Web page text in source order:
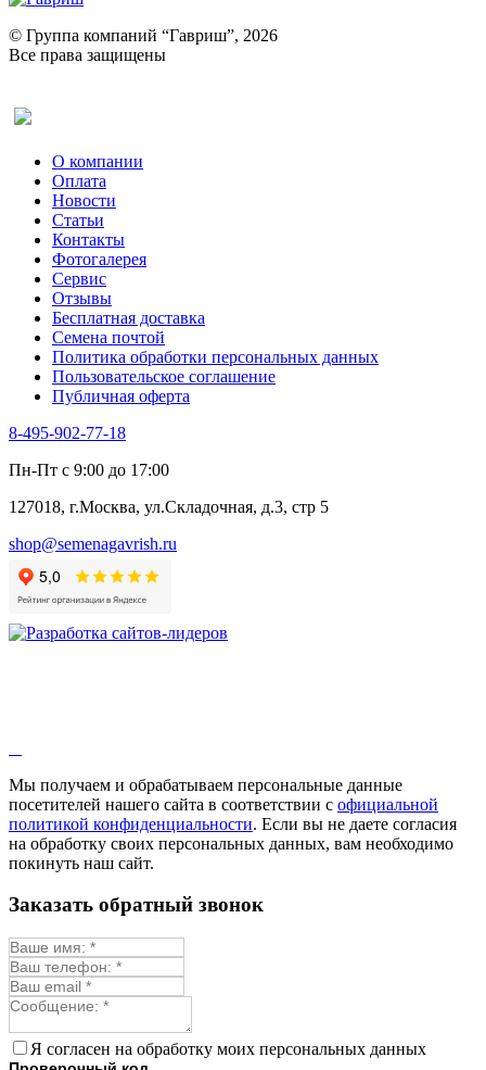
Ревень
Рукола
Рута
Тмин
Трава для чая
Туласи
Укроп
Фенхель пряный
Хризантема овощная
Цикорий пряный
Цикорий салатный (Витлуф)
Черемша
Шпинат
Щавель
Эндивий
Эстрагон
Алтей
Бессмертник
Валериана
Валерианелла
Гибискус лекарственный
Девясил
Душица
Змееголовник
Мыльнянка
Мята
Овсяный корень
Огуречная трава
Пустырник
Репешок
Синюха
Смесь лекарственных
Стевия
Тимьян ползучий (чабрец)
© Группа компаний “Гавриш”, 2026
Все права защищены
О компании
Оплата
Новости
Статьи
Контакты
Фотогалерея​
Сервис
Отзывы
Бесплатная доставка
Семена почтой
Политика обработки персональных данных
Пользовательское соглашение
Публичная оферта
8-495-902-77-18
Пн-Пт с 9:00 до 17:00
127018, г.Москва, ул.Складочная, д.3, стр 5
shop@semenagavrish.ru
Мы получаем и обрабатываем персональные данные
посетителей нашего сайта в соответствии с официальной
политикой конфиденциальности. Если вы не даете согласия
на обработку своих персональных данных, вам необходимо
покинуть наш сайт.
Заказать обратный звонок
Я согласен на обработку моих персональных данных